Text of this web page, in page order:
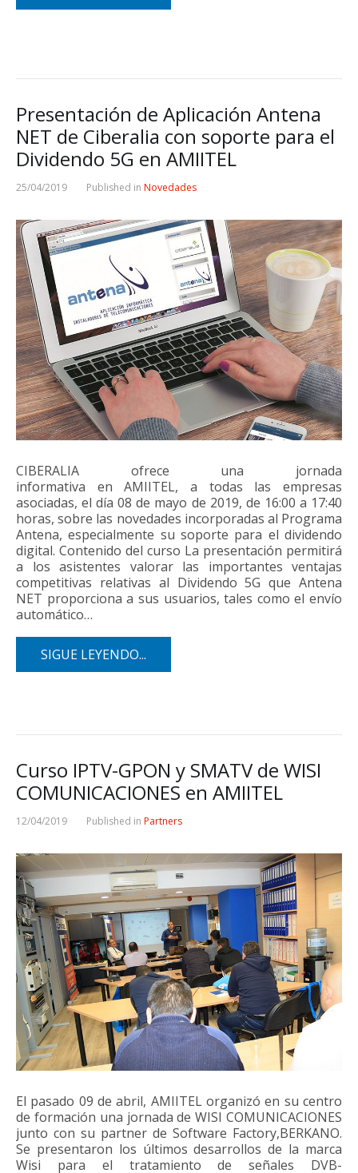
Presentación de Aplicación Antena
NET de Ciberalia con soporte para el
Dividendo 5G en AMIITEL
25/04/2019 Published in Novedades
CIBERALIA ofrece una jornada
informativa en AMIITEL, a todas las empresas
asociadas, el día 08 de mayo de 2019, de 16:00 a 17:40
horas, sobre las novedades incorporadas al Programa
Antena, especialmente su soporte para el dividendo
digital. Contenido del curso La presentación permitirá
a los asistentes valorar las importantes ventajas
competitivas relativas al Dividendo 5G que Antena
NET proporciona a sus usuarios, tales como el envío
automático…
SIGUE LEYENDO...
Curso IPTV-GPON y SMATV de WISI
COMUNICACIONES en AMIITEL
12/04/2019 Published in Partners
El pasado 09 de abril, AMIITEL organizó en su centro
de formación una jornada de WISI COMUNICACIONES
junto con su partner de Software Factory,BERKANO.
Se presentaron los últimos desarrollos de la marca
Wisi para el tratamiento de señales DVB-